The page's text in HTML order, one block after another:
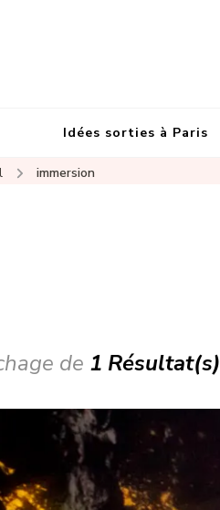
Idées sorties à Paris
immersion
de 1 Résultat(s)